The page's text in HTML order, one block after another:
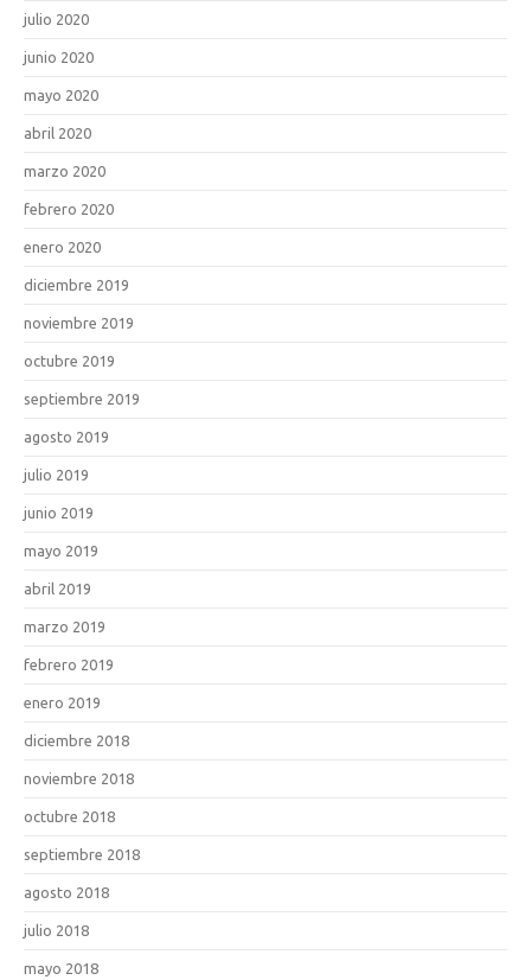
julio 2020
junio 2020
mayo 2020
abril 2020
marzo 2020
febrero 2020
enero 2020
diciembre 2019
noviembre 2019
octubre 2019
septiembre 2019
agosto 2019
julio 2019
junio 2019
mayo 2019
abril 2019
marzo 2019
febrero 2019
enero 2019
diciembre 2018
noviembre 2018
octubre 2018
septiembre 2018
agosto 2018
julio 2018
mayo 2018